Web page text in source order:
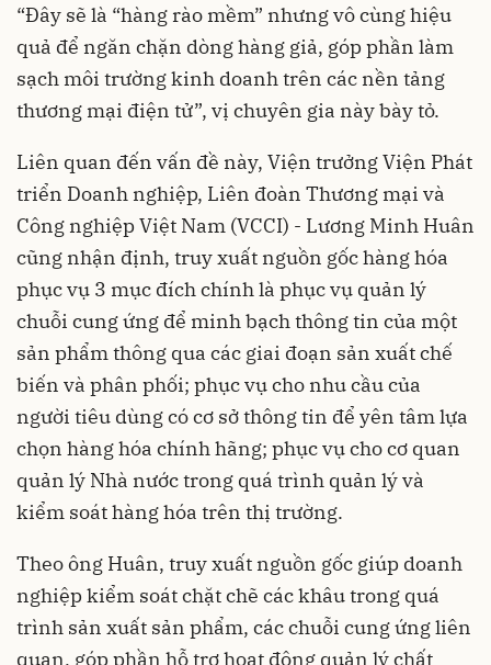
“Đây sẽ là “hàng rào mềm” nhưng vô cùng hiệu
quả để ngăn chặn dòng hàng giả, góp phần làm
sạch môi trường kinh doanh trên các nền tảng
thương mại điện tử”, vị chuyên gia này bày tỏ.
Liên quan đến vấn đề này, Viện trưởng Viện Phát
triển Doanh nghiệp, Liên đoàn Thương mại và
Công nghiệp Việt Nam (VCCI) - Lương Minh Huân
cũng nhận định, truy xuất nguồn gốc hàng hóa
phục vụ 3 mục đích chính là phục vụ quản lý
chuỗi cung ứng để minh bạch thông tin của một
sản phẩm thông qua các giai đoạn sản xuất chế
biến và phân phối; phục vụ cho nhu cầu của
người tiêu dùng có cơ sở thông tin để yên tâm lựa
chọn hàng hóa chính hãng; phục vụ cho cơ quan
quản lý Nhà nước trong quá trình quản lý và
kiểm soát hàng hóa trên thị trường.
Theo ông Huân, truy xuất nguồn gốc giúp doanh
nghiệp kiểm soát chặt chẽ các khâu trong quá
trình sản xuất sản phẩm, các chuỗi cung ứng liên
quan, góp phần hỗ trợ hoạt động quản lý chất